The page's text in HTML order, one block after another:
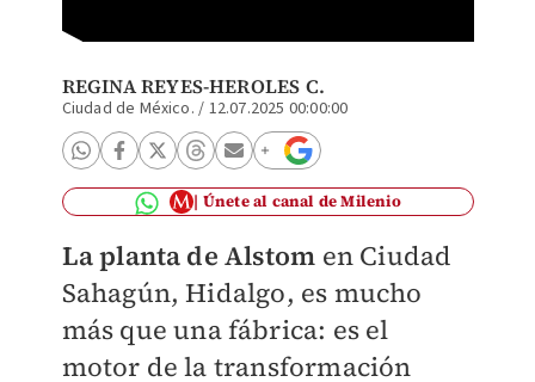
REGINA REYES-HEROLES C.
Ciudad de México. / 12.07.2025 00:00:00
Únete al canal de Milenio
La planta de Alstom en Ciudad
Sahagún, Hidalgo, es mucho
más que una fábrica: es el
motor de la transformación